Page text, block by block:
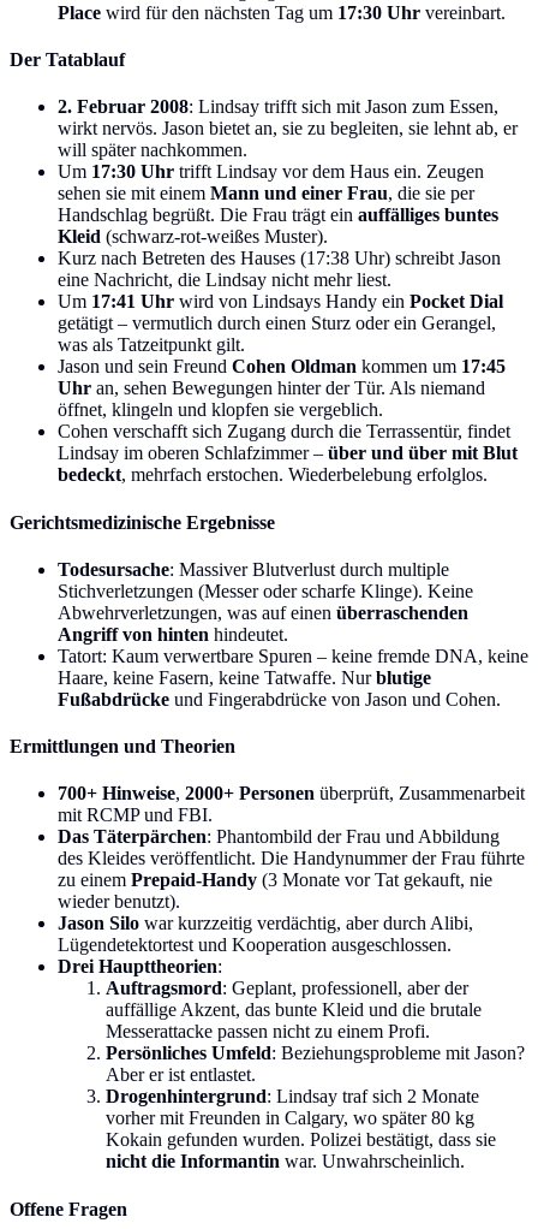
Place wird für den nächsten Tag um 17:30 Uhr vereinbart.
Der Tatablauf
2. Februar 2008: Lindsay trifft sich mit Jason zum Essen,
wirkt nervös. Jason bietet an, sie zu begleiten, sie lehnt ab, er
will später nachkommen.
Um 17:30 Uhr trifft Lindsay vor dem Haus ein. Zeugen
sehen sie mit einem Mann und einer Frau, die sie per
Handschlag begrüßt. Die Frau trägt ein auffälliges buntes
Kleid (schwarz-rot-weißes Muster).
Kurz nach Betreten des Hauses (17:38 Uhr) schreibt Jason
eine Nachricht, die Lindsay nicht mehr liest.
Um 17:41 Uhr wird von Lindsays Handy ein Pocket Dial
getätigt – vermutlich durch einen Sturz oder ein Gerangel,
was als Tatzeitpunkt gilt.
Jason und sein Freund Cohen Oldman kommen um 17:45
Uhr an, sehen Bewegungen hinter der Tür. Als niemand
öffnet, klingeln und klopfen sie vergeblich.
Cohen verschafft sich Zugang durch die Terrassentür, findet
Lindsay im oberen Schlafzimmer – über und über mit Blut
bedeckt, mehrfach erstochen. Wiederbelebung erfolglos.
Gerichtsmedizinische Ergebnisse
Todesursache: Massiver Blutverlust durch multiple
Stichverletzungen (Messer oder scharfe Klinge). Keine
Abwehrverletzungen, was auf einen überraschenden
Angriff von hinten hindeutet.
Tatort: Kaum verwertbare Spuren – keine fremde DNA, keine
Haare, keine Fasern, keine Tatwaffe. Nurblutige
Fußabdrücke und Fingerabdrücke von Jason und Cohen.
Ermittlungen und Theorien
700+ Hinweise, 2000+ Personen überprüft, Zusammenarbeit
mit RCMP und FBI.
Das Täterpärchen: Phantombild der Frau und Abbildung
des Kleides veröffentlicht. Die Handynummer der Frau führte
zu einem Prepaid-Handy (3 Monate vor Tat gekauft, nie
wieder benutzt).
Jason Silo war kurzzeitig verdächtig, aber durch Alibi,
Lügendetektortest und Kooperation ausgeschlossen.
Drei Haupttheorien:
Auftragsmord: Geplant, professionell, aber der
auffällige Akzent, das bunte Kleid und die brutale
Messerattacke passen nicht zu einem Profi.
Persönliches Umfeld: Beziehungsprobleme mit Jason?
Aber er ist entlastet.
Drogenhintergrund: Lindsay traf sich 2 Monate
vorher mit Freunden in Calgary, wo später 80 kg
Kokain gefunden wurden. Polizei bestätigt, dass sie
nicht die Informantin war. Unwahrscheinlich.
Offene Fragen